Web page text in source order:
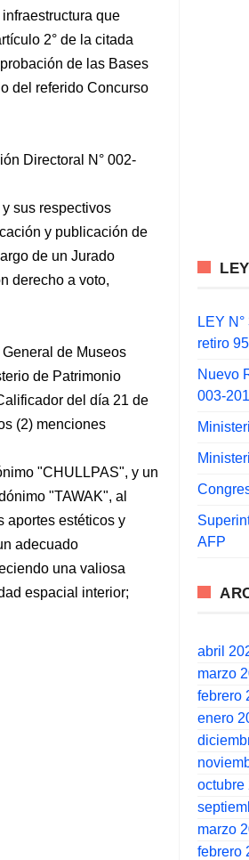
que
2° de la citada
de las Bases
del referido Concurso
Directoral N° 002-
sus respectivos
y publicación de
de un Jurado
derecho a voto,
de Museos
de Patrimonio
del día 21 de
(2) menciones
"CHULLPAS", y un
"TAWAK", al
aportes estéticos y
adecuado
una valiosa
espacial interior;
LEY
retiro
Nuevo
003-
AFP
abril
marzo
febrero
enero
octubre
marzo
febrero